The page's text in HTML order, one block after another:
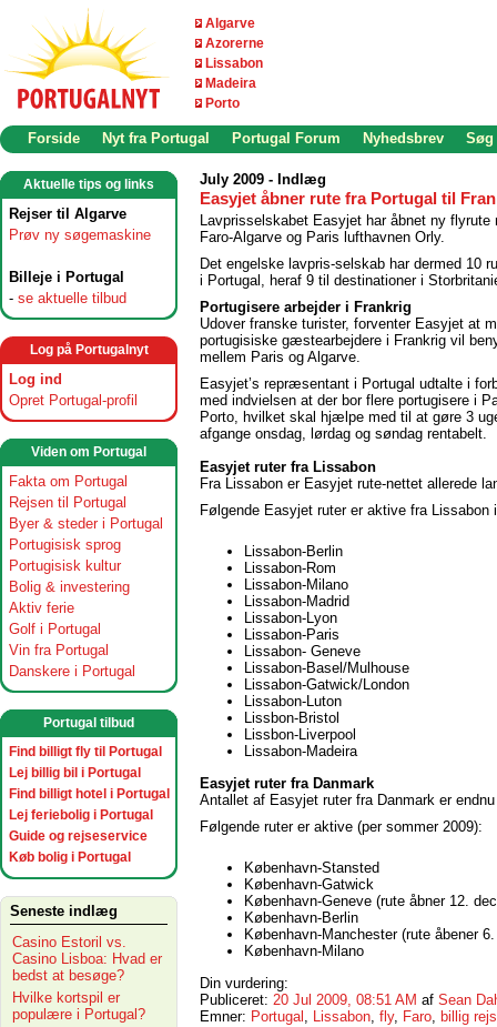
Algarve
Azorerne
Lissabon
Madeira
Porto
Forside Nyt fra Portugal Portugal Forum Nyhedsbrev Søg
Aktuelle tips og links
Rejser til Algarve
Prøv ny søgemaskine
Billeje i Portugal
- se aktuelle tilbud
Log på Portugalnyt
Log ind
Opret Portugal-profil
Viden om Portugal
Fakta om Portugal
Rejsen til Portugal
Byer & steder i Portugal
Portugisisk sprog
Portugisisk kultur
Bolig & investering
Aktiv ferie
Golf i Portugal
Vin fra Portugal
Danskere i Portugal
Portugal tilbud
Find billigt fly til Portugal
Lej billig bil i Portugal
Find billigt hotel i Portugal
Lej feriebolig i Portugal
Guide og rejseservice
Køb bolig i Portugal
Seneste indlæg
Casino Estoril vs.
Casino Lisboa: Hvad er
bedst at besøge?
Hvilke kortspil er
populære i Portugal?
July 2009 - Indlæg
Easyjet åbner rute fra Portugal til
Lavprisselskabet Easyjet har åbnet ny flyrute
Faro-Algarve og Paris lufthavnen Orly.
Det engelske lavpris-selskab har dermed 10
i Portugal, heraf 9 til destinationer i
Portugisere arbejder i Frankrig
Udover franske turister, forventer Easyjet at
portugisiske gæstearbejdere i Frankrig vil
mellem Paris og Algarve.
Easyjet’s repræsentant i Portugal udtalte i
med indvielsen at der bor flere portugisere i
Porto, hvilket skal hjælpe med til at gøre 3
afgange onsdag, lørdag og søndag rentabelt.
Easyjet ruter fra Lissabon
Fra Lissabon er Easyjet rute-nettet allerede
Følgende Easyjet ruter er aktive fra Lissabon
Lissabon-Berlin
Lissabon-Rom
Lissabon-Milano
Lissabon-Madrid
Lissabon-Lyon
Lissabon-Paris
Lissabon- Geneve
Lissabon-Basel/Mulhouse
Lissabon-Gatwick/London
Lissabon-Luton
Lissbon-Bristol
Lissbon-Liverpool
Lissabon-Madeira
Easyjet ruter fra Danmark
Antallet af Easyjet ruter fra Danmark er
Følgende ruter er aktive (per sommer 2009):
København-Stansted
København-Gatwick
København-Geneve (rute åbner 12.
København-Berlin
København-Manchester (rute åbener
København-Milano
Din vurdering:
Publiceret: 20 Jul 2009, 08:51 AM af Sean
Emner: Portugal Lissabon fly, Faro billig